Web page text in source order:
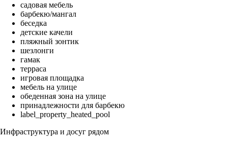
садовая мебель
барбекю/мангал
беседка
детские качели
пляжный зонтик
шезлонги
гамак
терраса
игровая площадка
мебель на улице
обеденная зона на улице
принадлежности для барбекю
label_property_heated_pool
Инфраструктура и досуг рядом